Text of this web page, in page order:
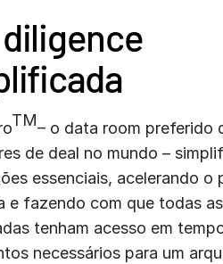
TM– o data room preferido
de deal no mundo –
essenciais, acelerando o
e fazendo com que todas
tenham acesso em
necessários para um